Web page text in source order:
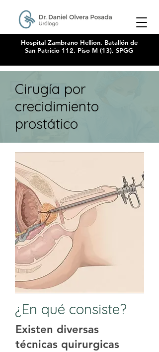
Hospital Zambrano Hellion. Batallón de
San Patricio 112, Piso M (13), SPGG
Cirugía por
crecidimiento
prostático
¿En qué consiste?
Existen diversas
técnicas quirurgicas